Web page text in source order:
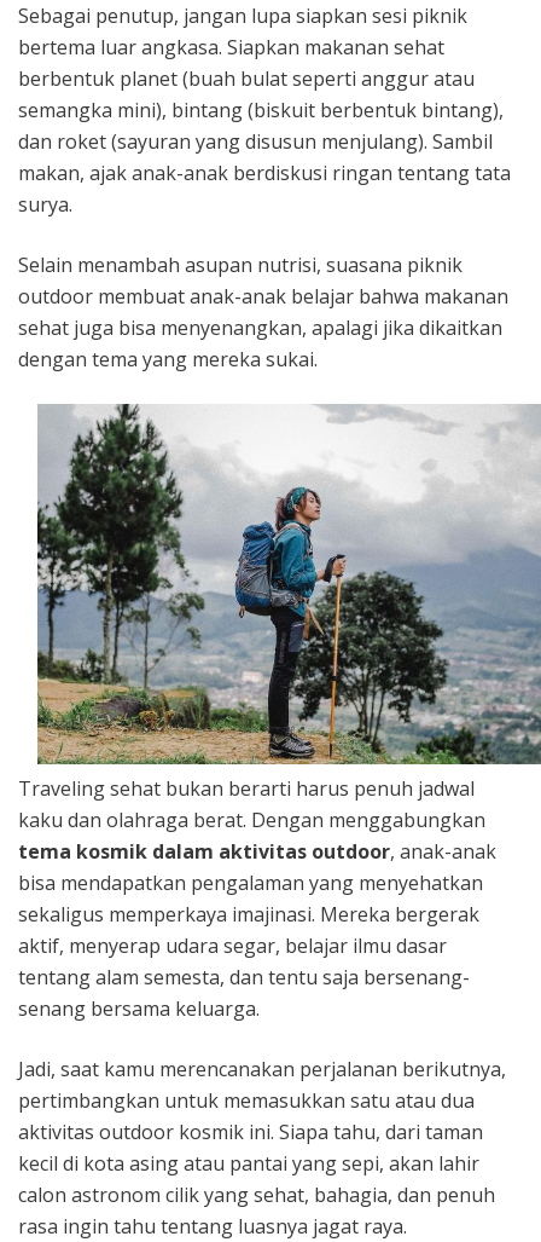
Sebagai penutup, jangan lupa siapkan sesi piknik
bertema luar angkasa. Siapkan makanan sehat
berbentuk planet (buah bulat seperti anggur atau
semangka mini), bintang (biskuit berbentuk bintang),
dan roket (sayuran yang disusun menjulang). Sambil
makan, ajak anak-anak berdiskusi ringan tentang tata
surya.
Selain menambah asupan nutrisi, suasana piknik
outdoor membuat anak-anak belajar bahwa makanan
sehat juga bisa menyenangkan, apalagi jika dikaitkan
dengan tema yang mereka sukai.
Traveling sehat bukan berarti harus penuh jadwal
kaku dan olahraga berat. Dengan menggabungkan
tema kosmik dalam aktivitas outdoor, anak-anak
bisa mendapatkan pengalaman yang menyehatkan
sekaligus memperkaya imajinasi. Mereka bergerak
aktif, menyerap udara segar, belajar ilmu dasar
tentang alam semesta, dan tentu saja bersenang-
senang bersama keluarga.
Jadi, saat kamu merencanakan perjalanan berikutnya,
pertimbangkan untuk memasukkan satu atau dua
aktivitas outdoor kosmik ini. Siapa tahu, dari taman
kecil di kota asing atau pantai yang sepi, akan lahir
calon astronom cilik yang sehat, bahagia, dan penuh
rasa ingin tahu tentang luasnya jagat raya.